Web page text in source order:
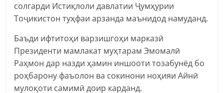
солгарди Истиқлоли давлатии Ҷумҳурии
Тоҷикистон туҳфаи арзанда маънидод намуданд.
Баъди ифтитоҳи варзишгоҳи марказӣ
Президенти мамлакат муҳтарам Эмомалӣ
Раҳмон дар назди ҳамин иншооти тозабунёд бо
роҳбарону фаъолон ва сокинони ноҳияи Айнӣ
мулоқоти самимӣ доир карданд.